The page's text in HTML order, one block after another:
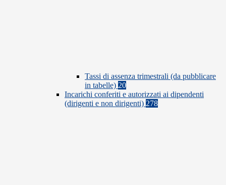
Tassi di assenza trimestrali (da pubblicare
in tabelle) 20
Incarichi conferiti e autorizzati ai dipendenti
(dirigenti e non dirigenti) 278